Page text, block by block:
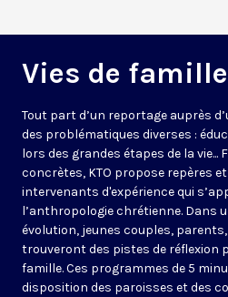
Vies de famille
Tout part d’un reportage auprès
des problématiques diverses :
lors des grandes étapes de la vie...
concrètes, KTO propose repères
intervenants d'expérience qui
l’anthropologie chrétienne. Dans
évolution, jeunes couples,
trouveront des pistes de réflexion
famille. Ces programmes de 5
disposition des paroisses et des